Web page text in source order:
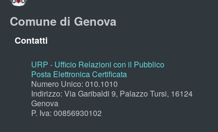
Comune di Genova
Contatti
URP - Ufficio Relazioni con il Pubblico
Posta Elettronica Certificata
Numero Unico: 010.1010
Indirizzo: Via Garibaldi 9, Palazzo Tursi, 16124
Genova
P. Iva: 00856930102